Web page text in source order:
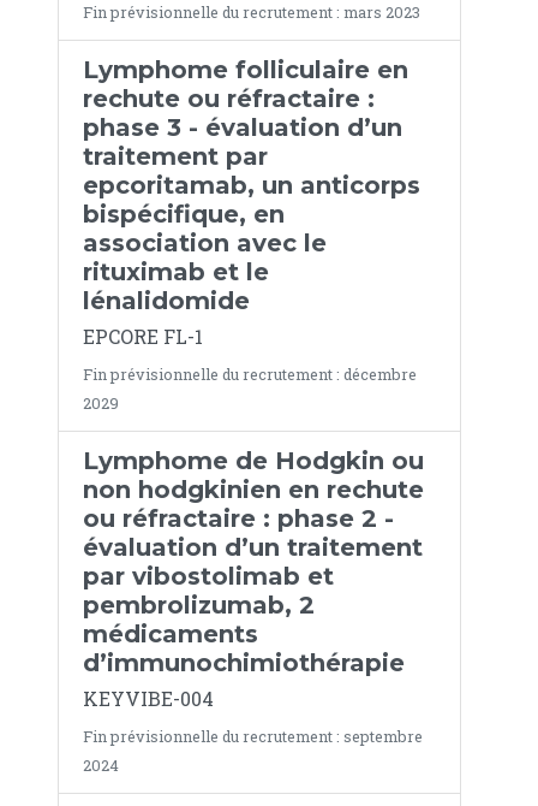
Fin prévisionnelle du recrutement : mars 2023
Lymphome folliculaire en
rechute ou réfractaire :
phase 3 - évaluation d’un
traitement par
epcoritamab, un anticorps
bispécifique, en
association avec le
rituximab et le
lénalidomide
EPCORE FL-1
Fin prévisionnelle du recrutement : décembre
2029
Lymphome de Hodgkin ou
non hodgkinien en rechute
ou réfractaire : phase 2 -
évaluation d’un traitement
par vibostolimab et
pembrolizumab, 2
médicaments
d’immunochimiothérapie
KEYVIBE-004
Fin prévisionnelle du recrutement : septembre
2024